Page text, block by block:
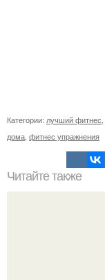
Категории: лучший фитнес
дома фитнес упражнения
Читайте также